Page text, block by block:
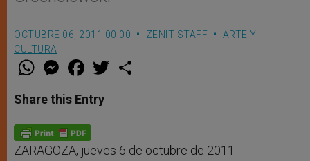
OCTUBRE 06, 2011 00:00 ZENIT STAFF
ARTE Y
CULTURA
W
t
s
p
p
M
e
s
e
g
e
r
F
a
e
b
o
k
w
Share this Entry
ZARAGOZA, jueves 6 de octubre de 2011